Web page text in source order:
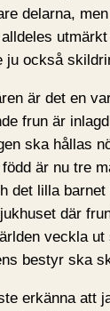
delarna,
ju också
är det en
frun är
ska hållas
är nu tre
det lilla
där
veckla
bestyr ska
erkänna att